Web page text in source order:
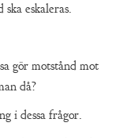
eskaleras.
gör motstånd mot
då?
i dessa frågor.